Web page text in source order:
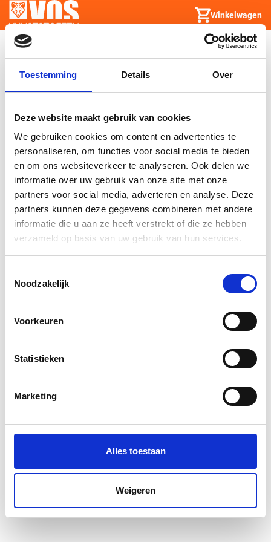
Toestemming Details Over
Deze website maakt gebruik van cookies
We gebruiken cookies om content en advertenties te
personaliseren, om functies voor social media te bieden
en om ons websiteverkeer te analyseren. Ook delen we
informatie over uw gebruik van onze site met onze
partners voor social media, adverteren en analyse. Deze
partners kunnen deze gegevens combineren met andere
informatie die u aan ze heeft verstrekt of die ze hebben
verzameld op basis van uw gebruik van hun services.
Noodzakelijk
Voorkeuren
Statistieken
Marketing
Alles toestaan
Weigeren
Winkelwagen
credit_cardBestelling